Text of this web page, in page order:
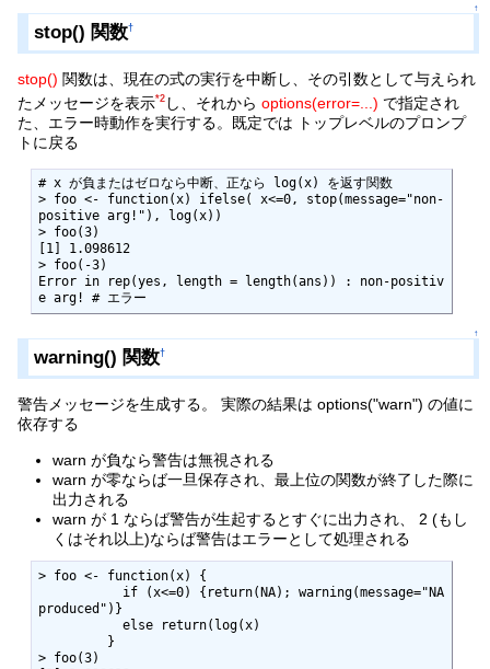
↑
stop() 関数†
stop() 関数は、現在の式の実行を中断し、その引数として与えられ
たメッセージを表示*2 し、それからoptions(error=...) で指定され
た、エラー時動作を実行する。既定では トップレベルのプロンプ
トに戻る
# x が負またはゼロなら中断、正なら log(x) を返す関数
> foo <- function(x) ifelse( x<=0, stop(message="non-
positive arg!"), log(x))
> foo(3)
[1] 1.098612
> foo(-3)
Error in rep(yes, length = length(ans)) : non-positiv
e arg! # エラー
↑
warning() 関数†
警告メッセージを生成する。 実際の結果は options("warn") の値に
依存する
warn が負なら警告は無視される
warn が零ならば一旦保存され、最上位の関数が終了した際に
出力される
warn が 1 ならば警告が生起するとすぐに出力され、 2 (もし
くはそれ以上)ならば警告はエラーとして処理される
> foo <- function(x) {
produced")}
> foo(3)